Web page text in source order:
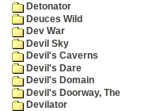
Detonator
Deuces Wild
Dev War
Devil Sky
Devil's Caverns
Devil's Dare
Devil's Domain
Devil's Doorway, The
Devilator